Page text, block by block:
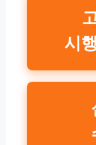
시